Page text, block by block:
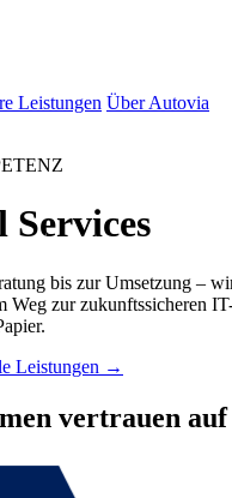
Leistungen Über Autovia
Services
bis zur Umsetzung –
Weg zur zukunftssicheren
Leistungen →
vertrauen auf